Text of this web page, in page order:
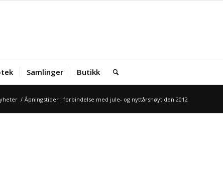
Samlinger Butikk
/ Åpningstider i forbindelse med jule- og nyttårshøytiden 2012